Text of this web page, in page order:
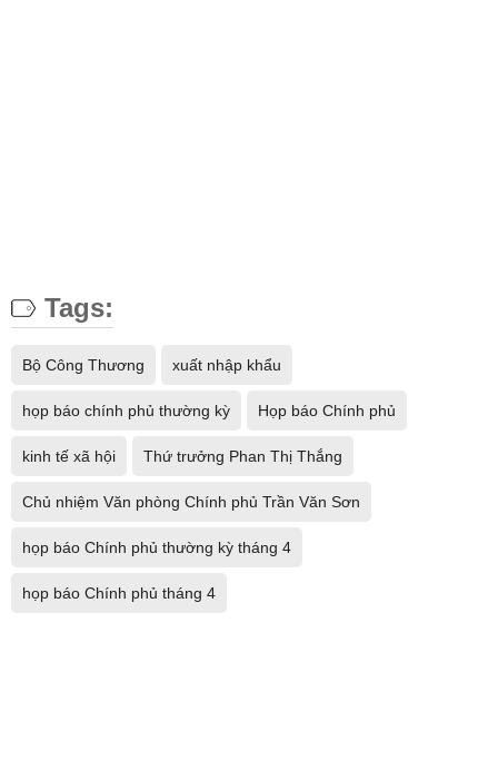
Tags:
Bộ Công Thương xuất nhập khẩu
họp báo chính phủ thường kỳ Họp báo Chính phủ
kinh tế xã hội Thứ trưởng Phan Thị Thắng
Chủ nhiệm Văn phòng Chính phủ Trần Văn Sơn
họp báo Chính phủ thường kỳ tháng 4
họp báo Chính phủ tháng 4